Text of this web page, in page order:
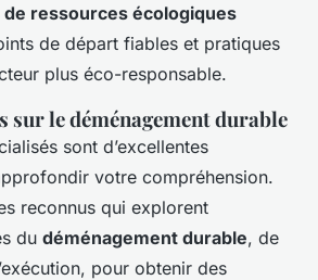
de ressources écologiques
de départ fiables et pratiques
plus éco-responsable.
sur le déménagement durable
sont d’excellentes
votre compréhension.
reconnus qui explorent
du déménagement durable, de
pour obtenir des